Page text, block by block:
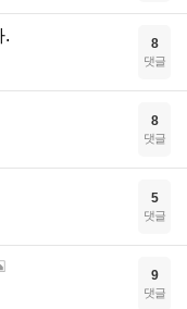
. 8
댓글
8
댓글
5
댓글
9
댓글